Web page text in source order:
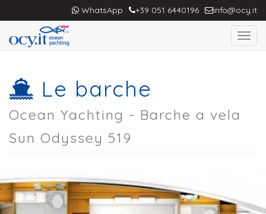
WhatsApp +39 051 6440196 info@ocy.it
Le barche
Ocean Yachting - Barche a vela
Sun Odyssey 519